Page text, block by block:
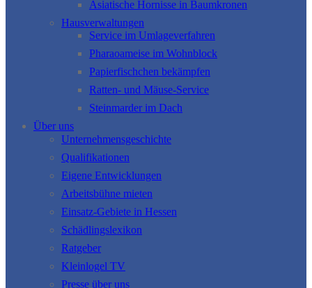
Asiatische Hornisse in Baumkronen
Hausverwaltungen
Service im Umlageverfahren
Pharaoameise im Wohnblock
Papierfischchen bekämpfen
Ratten- und Mäuse-Service
Steinmarder im Dach
Über uns
Unternehmensgeschichte
Qualifikationen
Eigene Entwicklungen
Arbeitsbühne mieten
Einsatz-Gebiete in Hessen
Schädlingslexikon
Ratgeber
Kleinlogel TV
Presse über uns